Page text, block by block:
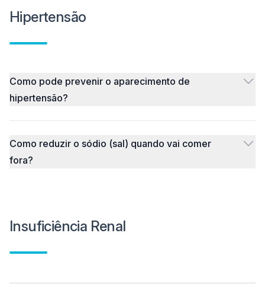
Hipertensão
Como pode prevenir o aparecimento de
hipertensão?
Como reduzir o sódio (sal) quando vai comer
fora?
Insuficiência Renal